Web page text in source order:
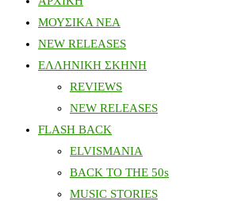
ΜΟΥΣΙΚΑ ΝΕΑ
NEW RELEASES
ΕΛΛΗΝΙΚΗ ΣΚΗΝΗ
REVIEWS
NEW RELEASES
FLASH BACK
ELVISMANIA
BACK TO THE 50s
MUSIC STORIES